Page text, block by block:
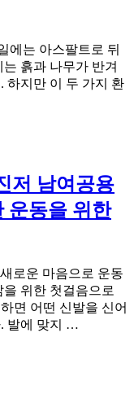
에는 아스팔트로 뒤
흙과 나무가 반겨
하지만 이 두 가지 환
저 남여공용
운동을 위한
로운 마음으로 운동
위한 첫걸음으로
면 어떤 신발을 신어
. 발에 맞지 …